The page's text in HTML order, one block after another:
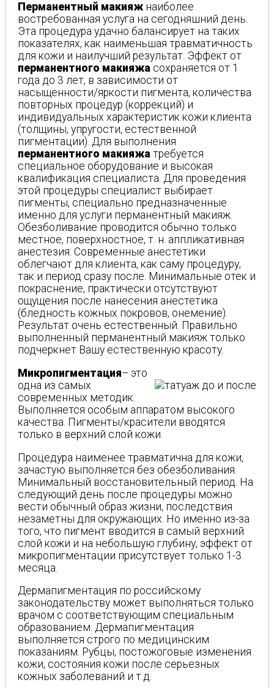
Перманентный макияж наиболее
востребованная услуга на сегодняшний день.
Эта процедура удачно балансирует на таких
показателях, как наименьшая травматичность
для кожи и наилучший результат. Эффект от
перманентного макияжа сохраняется от 1
года до 3 лет, в зависимости от
насыщенности/яркости пигмента, количества
повторных процедур (коррекций) и
индивидуальных характеристик кожи клиента
(толщины, упругости, естественной
пигментации). Для выполнения
перманентного макияжа требуется
специальное оборудование и высокая
квалификация специалиста. Для проведения
этой процедуры специалист выбирает
пигменты, специально предназначенные
именно для услуги перманентный макияж.
Обезболивание проводится обычно только
местное, поверхностное, т. н. аппликативная
анестезия. Современные анестетики
облегчают для клиента, как саму процедуру,
так и период сразу после. Минимальные отек и
покраснение, практически отсутствуют
ощущения после нанесения анестетика
(бледность кожных покровов, онемение).
Результат очень естественный. Правильно
выполненный перманентный макияж только
подчеркнет Вашу естественную красоту.
Микропигментация– это
одна из самых
современных методик.
Выполняется особым аппаратом высокого
качества. Пигменты/красители вводятся
только в верхний слой кожи.
Процедура наименее травматична для кожи,
зачастую выполняется без обезболивания.
Минимальный восстановительный период. На
следующий день после процедуры можно
вести обычный образ жизни, последствия
незаметны для окружающих. Но именно из-за
того, что пигмент вводится в самый верхний
слой кожи и на небольшую глубину, эффект от
микропигментации присутствует только 1-3
месяца.
Дермапигментация по российскому
законодательству может выполняться только
врачом с соответствующим специальным
образованием. Дермапигментация
выполняется строго по медицинским
показаниям. Рубцы, постожоговые изменения
кожи, состояния кожи после серьезных
кожных заболеваний и т.д.